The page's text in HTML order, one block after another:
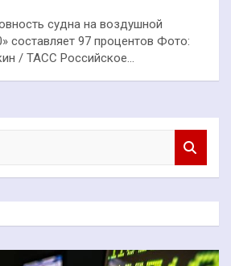
судна на воздушной
составляет 97 процентов Фото:
/ ТАСС Российское…